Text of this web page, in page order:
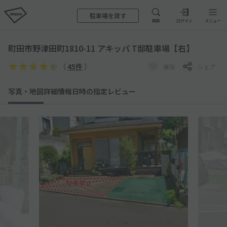
駐車場を貸す
検索 ログイン メニュー
町田市野津田町1810-11 アキッパ T邸駐車場【右】
（ 45件 ） 保存 シェア
写真・地図詳細情報日時の指定 レビュー